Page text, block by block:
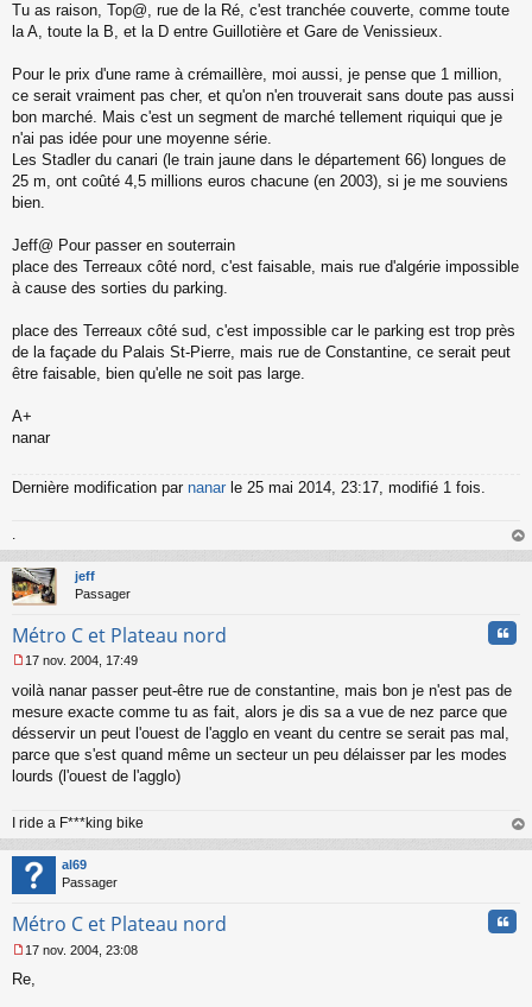
Tu as raison, Top@, rue de la Ré, c'est tranchée couverte, comme toute
la A, toute la B, et la D entre Guillotière et Gare de Venissieux.
Pour le prix d'une rame à crémaillère, moi aussi, je pense que 1 million,
ce serait vraiment pas cher, et qu'on n'en trouverait sans doute pas aussi
bon marché. Mais c'est un segment de marché tellement riquiqui que je
n'ai pas idée pour une moyenne série.
Les Stadler du canari (le train jaune dans le département 66) longues de
25 m, ont coûté 4,5 millions euros chacune (en 2003), si je me souviens
bien.
Jeff@ Pour passer en souterrain
place des Terreaux côté nord, c'est faisable, mais rue d'algérie impossible
à cause des sorties du parking.
place des Terreaux côté sud, c'est impossible car le parking est trop près
de la façade du Palais St-Pierre, mais rue de Constantine, ce serait peut
être faisable, bien qu'elle ne soit pas large.
A+
nanar
Dernière modification par nanar le 25 mai 2014, 23:17, modifié 1 fois.
au
jeff
Passager
Métro C et Plateau nord
e
s
s
g
e
o
l
u
17 nov. 2004, 17:49
voilà nanar passer peut-être rue de constantine, mais bon je n'est pas de
mesure exacte comme tu as fait, alors je dis sa a vue de nez parce que
désservir un peut l'ouest de l'agglo en veant du centre se serait pas mal,
parce que s'est quand même un secteur un peu délaisser par les modes
lourds (l'ouest de l'agglo)
I ride a F***king bike
au
al69
Passager
Métro C et Plateau nord
e
17 nov. 2004, 23:08
Re,